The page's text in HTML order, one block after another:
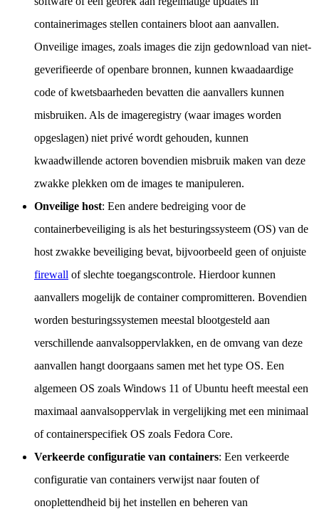
containerimages stellen containers bloot aan aanvallen.
Onveilige images, zoals images die zijn gedownload van niet-
geverifieerde of openbare bronnen, kunnen kwaadaardige
code of kwetsbaarheden bevatten die aanvallers kunnen
misbruiken. Als de imageregistry (waar images worden
opgeslagen) niet privé wordt gehouden, kunnen
kwaadwillende actoren bovendien misbruik maken van deze
zwakke plekken om de images te manipuleren.
Onveilige host: Een andere bedreiging voor de
containerbeveiliging is als het besturingssysteem (OS) van de
host zwakke beveiliging bevat, bijvoorbeeld geen of onjuiste
firewall of slechte toegangscontrole. Hierdoor kunnen
aanvallers mogelijk de container compromitteren. Bovendien
worden besturingssystemen meestal blootgesteld aan
verschillende aanvalsoppervlakken, en de omvang van deze
aanvallen hangt doorgaans samen met het type OS. Een
algemeen OS zoals Windows 11 of Ubuntu heeft meestal een
maximaal aanvalsoppervlak in vergelijking met een minimaal
of containerspecifiek OS zoals Fedora Core.
Verkeerde configuratie van containers: Een verkeerde
configuratie van containers verwijst naar fouten of
onoplettendheid bij het instellen en beheren van